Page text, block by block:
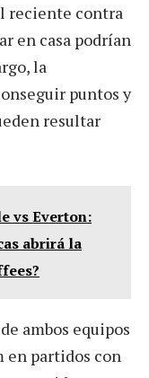
reciente contra
en casa podrían
la
puntos y
resultar
vs Everton:
abrirá la
ambos equipos
partidos con